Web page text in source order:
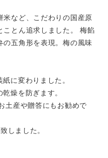
米など、こだわりの国産原
ことん追求しました。 梅餡
の五角形を表現。梅の風味
に変わりました。
燥を防ぎます。
土産や贈答にもお勧めで
しました。